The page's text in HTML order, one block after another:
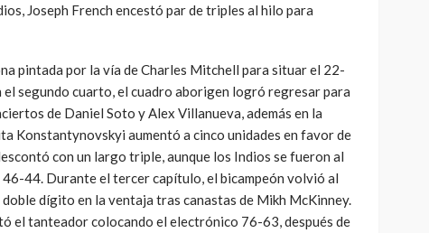
Joseph French encestó par de triples al hilo para
pintada por la vía de Charles Mitchell para situar el 22-
el segundo cuarto, el cuadro aborigen logró regresar para
de Daniel Soto y Alex Villanueva, además en la
Konstantynovskyi aumentó a cinco unidades en favor de
con un largo triple, aunque los Indios se fueron al
46-44. Durante el tercer capítulo, el bicampeón volvió al
dígito en la ventaja tras canastas de Mikh McKinney.
el tanteador colocando el electrónico 76-63, después de